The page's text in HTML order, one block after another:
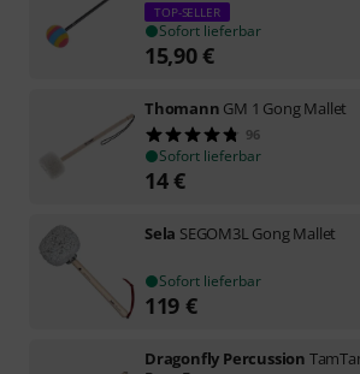
TOP-SELLER
Sofort lieferbar
15,90€
Thomann GM 1 Gong Mallet
96
Sofort lieferbar
14€
Sela SEGOM3L Gong Mallet
Sofort lieferbar
119 €
Dragonfly Percussion